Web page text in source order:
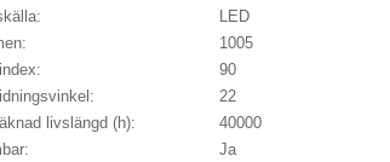
LED
1005
90
22
livslängd (h):
40000
Ja